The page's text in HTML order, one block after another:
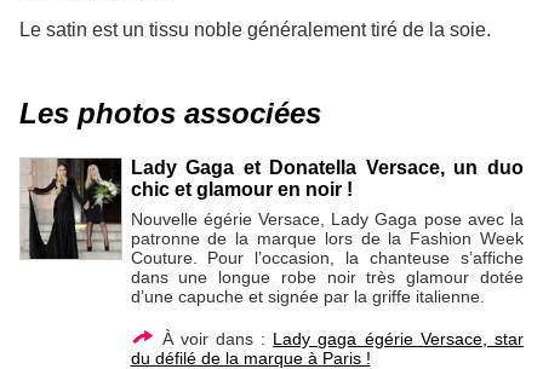
Le satin est un tissu noble généralement tiré de la soie.
Les photos associées
Lady Gaga et Donatella Versace, un duo
chic et glamour en noir !
Nouvelle égérie Versace, Lady Gaga pose avec la
patronne de la marque lors de la Fashion Week
Couture. Pour l’occasion, la chanteuse s’affiche
dans une longue robe noir très glamour dotée
d’une capuche et signée par la griffe italienne.
À voir dans : Lady gaga égérie Versace, star
du défilé de la marque à Paris !